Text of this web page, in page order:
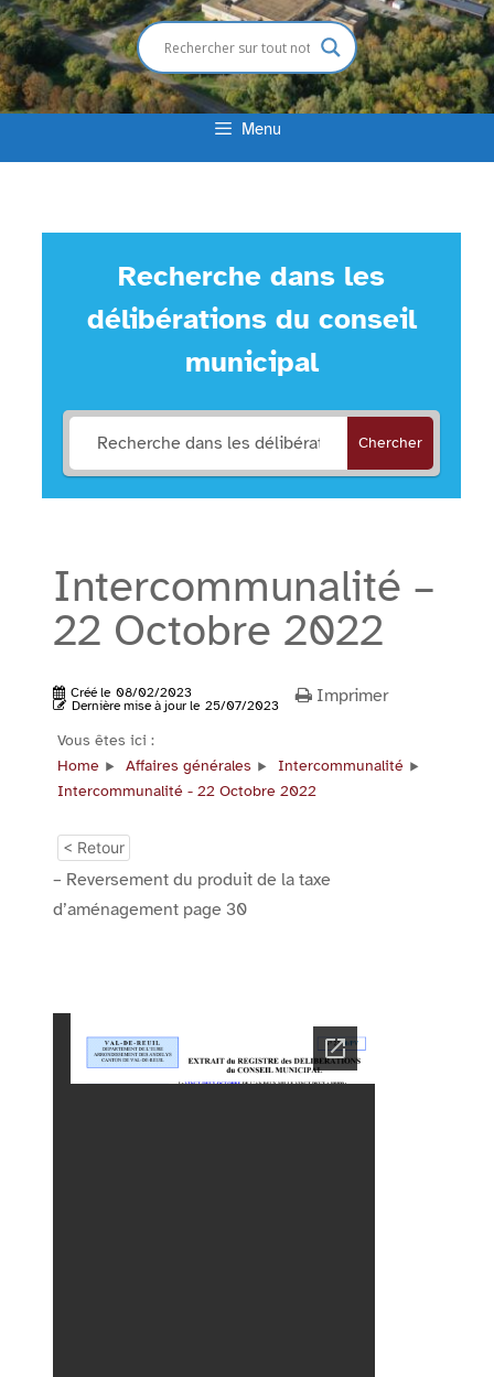
Menu
Recherche dans les
délibérations du conseil
municipal
Chercher
Intercommunalité –
22 Octobre 2022
Créé le 08/02/2023
Dernière mise à jour le 25/07/2023 Imprimer
Vous êtes ici :
Home
Affaires générales
Intercommunalité
Intercommunalité - 22 Octobre 2022
< Retour
– Reversement du produit de la taxe
d’aménagement page 30